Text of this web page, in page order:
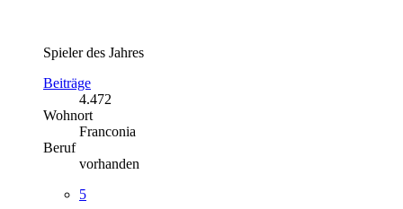
Spieler des Jahres
Beiträge
4.472
Wohnort
Franconia
Beruf
vorhanden
5